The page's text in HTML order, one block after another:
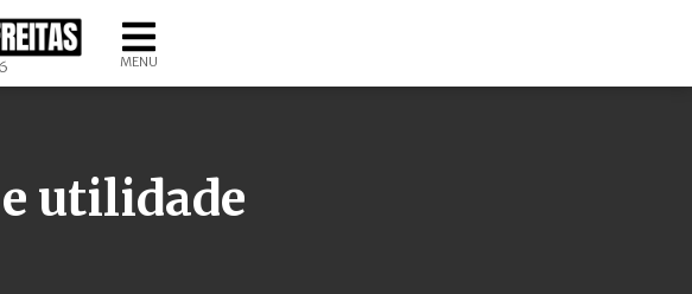
MENU
utilidade